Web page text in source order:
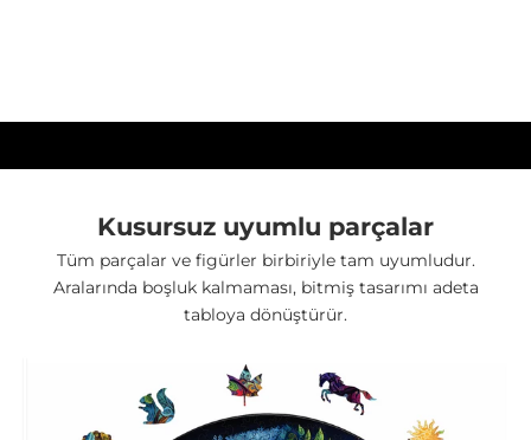
Kusursuz uyumlu parçalar
Tüm parçalar ve figürler birbiriyle tam uyumludur.
Aralarında boşluk kalmaması, bitmiş tasarımı adeta
tabloya dönüştürür.